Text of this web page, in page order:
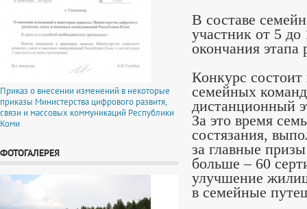
Приказ о внесении изменений в некоторые
приказы Министерства цифрового развитя,
связи и массовых коммуникаций Республики
Коми
ФОТОГАЛЕРЕЯ
В составе
участник от 5
окончания этапа
Конкурс
семейных
дистанционный
За это время
состязания,
за главные
больше – 60
улучшение
в семейные